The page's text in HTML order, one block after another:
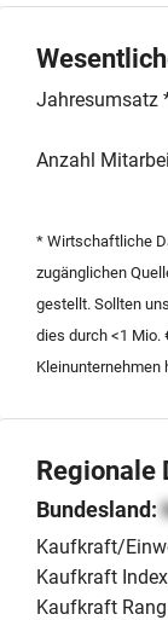
zudem zwei
Dieses
Fachkräfte
Unternehmen
sichert eine
reibungslose
Jahresumsatz
Anzahl
* Wirtschaftliche
zugänglichen
gestellt. Sollten
dies durch <1 Mio.
Kleinunternehmen
Regionale
Bundesland:
Kaufkraft/
Kaufkraft Index
Kaufkraft Rang